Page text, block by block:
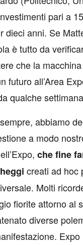
pari a
dieci anni. Se
è tutto da
che la
futuro all’Area
qualche
abbiamo
a modo
che fine
creati ad hoc
Molti
fiorite attorno al
diverse
Expo